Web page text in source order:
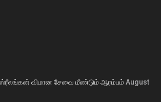
ஸ்ரீலங்கன் விமான சேவை மீண்டும் ஆரம்பம்August